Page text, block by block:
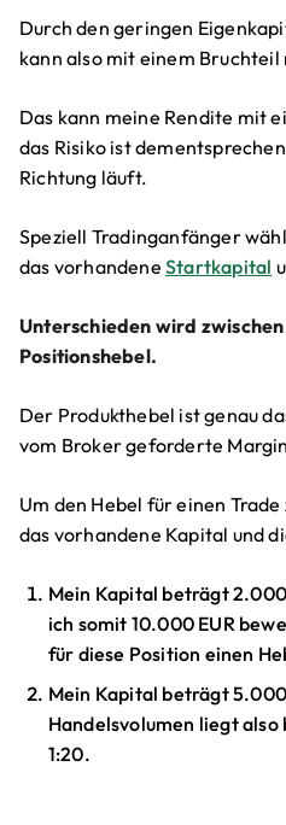
Durch den geringen
kann also mit einem
Das kann meine Rendite mit
das Risiko ist
Richtung läuft.
Speziell Tradinganfänger
das vorhandene Startkapital
Unterschieden wird
Positionshebel.
Der Produkthebel ist genau
vom Broker geforderte
Um den Hebel für einen
das vorhandene Kapital und
Mein Kapital beträgt 2.000
ich somit 10.000 EUR
für diese Position einen
Mein Kapital beträgt 5.000
Handelsvolumen liegt also
1:20.